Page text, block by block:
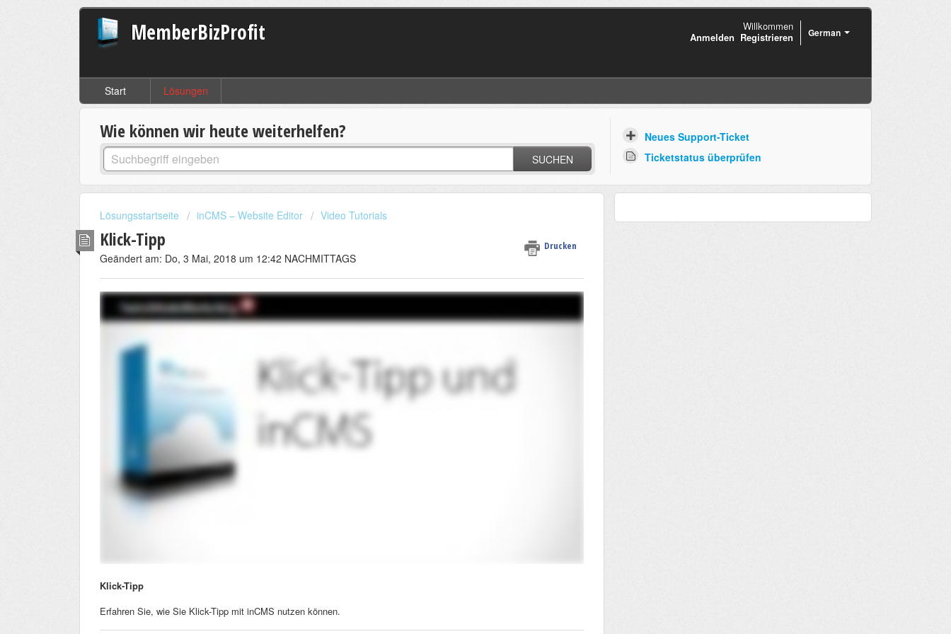
MemberBizProfit German
Willkommen
Anmelden Registrieren
Start Lösungen
Wie können wir heute weiterhelfen?
SUCHEN
Neues Support-Ticket
Ticketstatus überprüfen
Lösungsstartseite inCMS – Website Editor Video Tutorials
Klick-Tipp Drucken
Geändert am: Do, 3 Mai, 2018 um 12:42 NACHMITTAGS
Klick-Tipp
Erfahren Sie, wie Sie Klick-Tipp mit inCMS nutzen können.